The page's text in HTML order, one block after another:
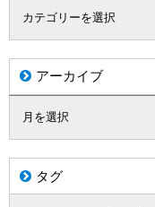
アーカイブ
タグ